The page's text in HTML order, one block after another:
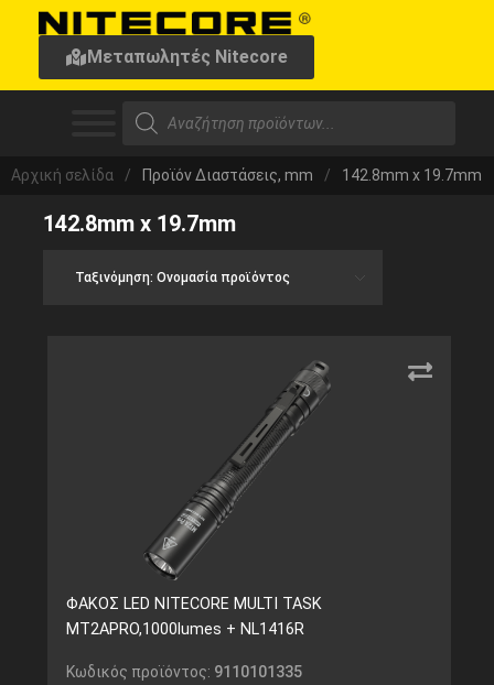
Μεταπωλητές Nitecore
Αρχική σελίδα / Προϊόν Διαστάσεις, mm / 142.8mm x 19.7mm
142.8mm x 19.7mm
ΦΑΚΟΣ LED NITECORE MULTI TASK
MT2APRO,1000lumes + NL1416R
Κωδικός προϊόντος: 9110101335